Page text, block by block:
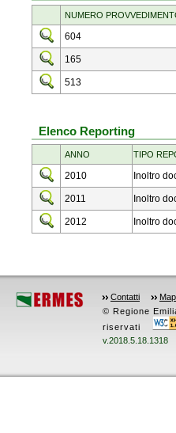
NUMERO
604
165
513
Elenco Reporting
ANNO TIPO
2010 Inoltro
2011 Inoltro
2012 Inoltro
Contatti
© Regione
riservati
v.2018.5.18.1318